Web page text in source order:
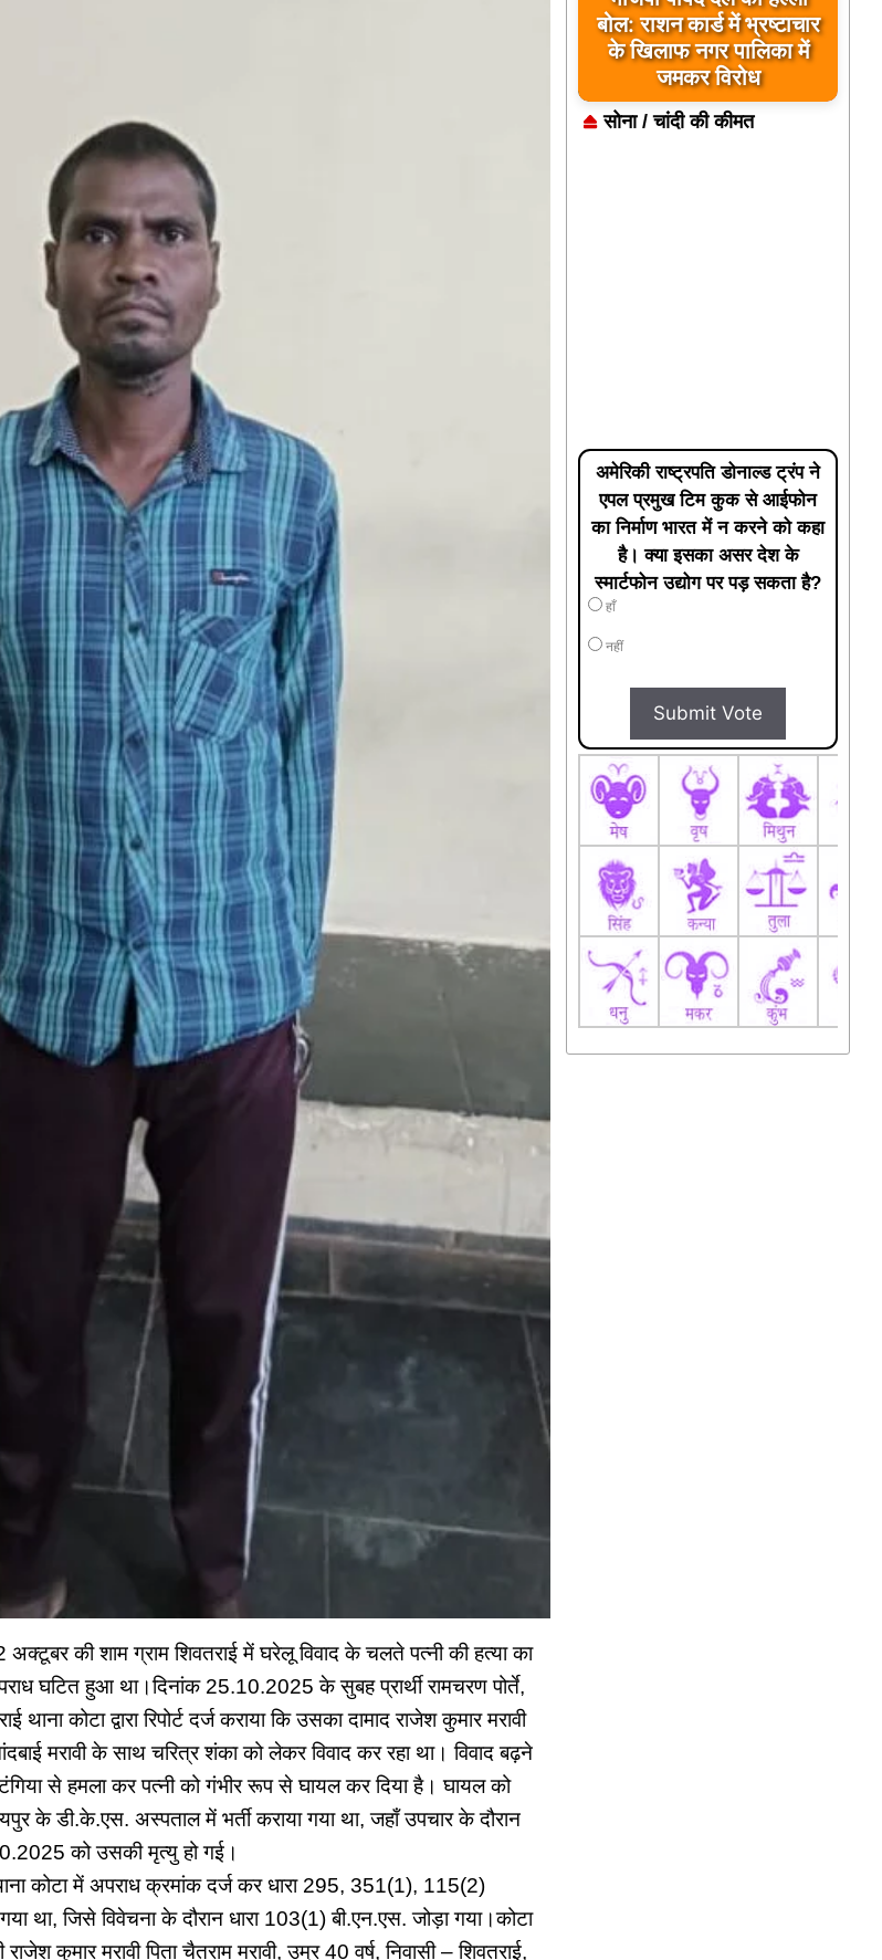
की शाम ग्राम शिवतराई में घरेलू विवाद के चलते पत्नी की हत्या का
घटित हुआ था।दिनांक 25.10.2025 के सुबह प्रार्थी रामचरण पोर्ते,
थाना कोटा द्वारा रिपोर्ट दर्ज कराया कि उसका दामाद राजेश कुमार मरावी
मरावी के साथ चरित्र शंका को लेकर विवाद कर रहा था। विवाद बढ़ने
से हमला कर पत्नी को गंभीर रूप से घायल कर दिया है। घायल को
के डी.के.एस. अस्पताल में भर्ती कराया गया था, जहाँ उपचार के दौरान
को उसकी मृत्यु हो गई।
कोटा में अपराध क्रमांक दर्ज कर धारा 295, 351(1), 115(2)
था, जिसे विवेचना के दौरान धारा 103(1) बी.एन.एस. जोड़ा गया।कोटा
कुमार मरावी पिता चैतराम मरावी, उम्र 40 वर्ष, निवासी – शिवतराई,
बोल: राशन कार्ड में भ्रष्टाचार
के खिलाफ नगर पालिका में
जमकर विरोध
विधायक रोहित साहू के निर्देश
पर कुकदा पिकअप वियर से
छोड़ा गया पानी
सोना / चांदी की कीमत
अमेरिकी राष्ट्रपति डोनाल्ड ट्रंप ने
एपल प्रमुख टिम कुक से आईफोन
का निर्माण भारत में न करने को कहा
है। क्या इसका असर देश के
स्मार्टफोन उद्योग पर पड़ सकता है?
हाँ
नहीं
Submit Vote